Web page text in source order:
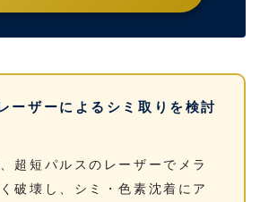
ーザーによるシミ取りを検討
超短パルスのレーザーでメラ
破壊し、シミ・色素沈着にア